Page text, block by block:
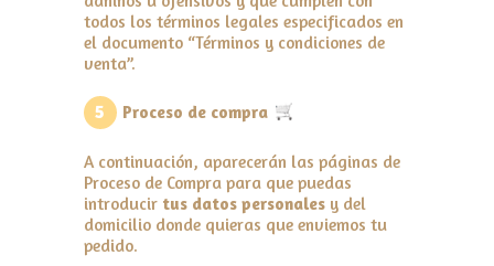
todos los términos legales especificados en
el documento “Términos y condiciones de
venta”.
5 Proceso de compra
A continuación, aparecerán las páginas de
Proceso de Compra para que puedas
introducir tus datos personalesy del
domicilio donde quieras que enviemos tu
pedido.